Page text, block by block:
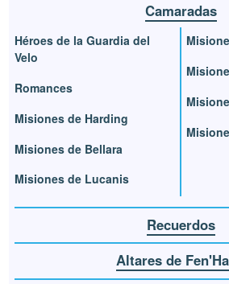
Camaradas
Héroes de la Guardia del
Velo
Romances
Misiones de Harding
Misiones de Bellara
Misiones de Lucanis
Recuerdos
Altares de